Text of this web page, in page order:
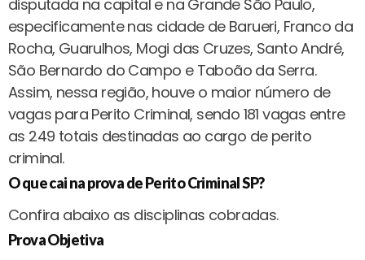
disputada na capital e na Grande São Paulo,
especificamente nas cidade de Barueri, Franco da
Rocha, Guarulhos, Mogi das Cruzes, Santo André,
São Bernardo do Campo e Taboão da Serra.
Assim, nessa região, houve o maior número de
vagas para Perito Criminal, sendo 181 vagas entre
as 249 totais destinadas ao cargo de perito
criminal.
O que cai na prova de Perito Criminal SP?
Confira abaixo as disciplinas cobradas.
Prova Objetiva